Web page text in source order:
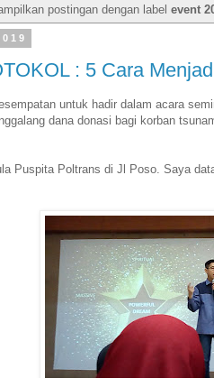
postingan dengan label event
: 5 Cara
untuk hadir dalam acara
dana donasi bagi korban
Puspita Poltrans di Jl Poso. Saya